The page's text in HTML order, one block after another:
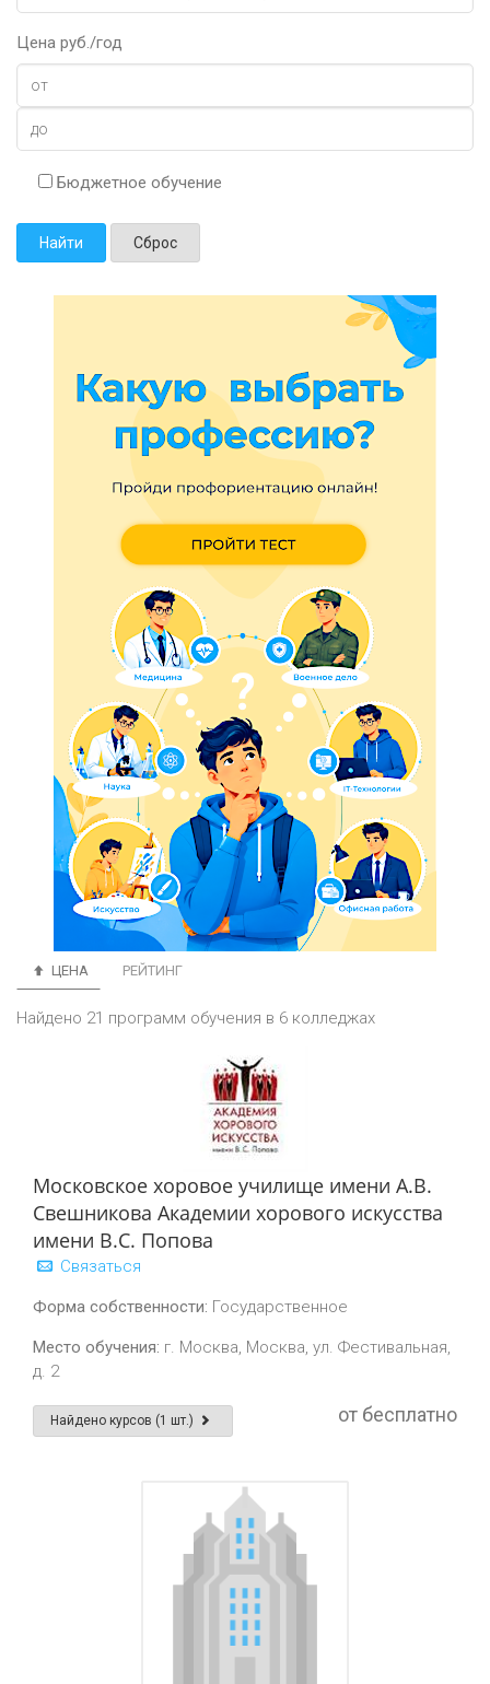
Цена руб./год
Бюджетное обучение
Найти Сброс
ЦЕНА РЕЙТИНГ
Найдено 21 программ обучения в 6 колледжах
Московское хоровое училище имени А.В.
Свешникова Академии хорового искусства
имени В.С. Попова
Связаться
Форма собственности: Государственное
Место обучения: г. Москва, Москва, ул. Фестивальная,
д. 2
Найдено курсов (1 шт.) от бесплатно